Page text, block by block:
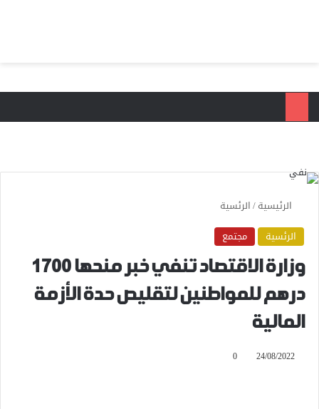
الرئيسية/الرئسية
الرئسية
مجتمع
وزارة الاقتصاد تنفي خبر منحها 1700
درهم للمواطنين لتقليص حدة الأزمة
المالية
24/08/2022
0